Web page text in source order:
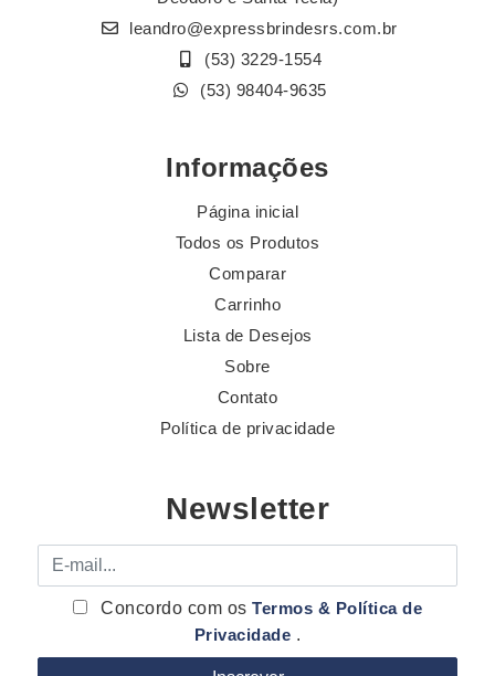
leandro@expressbrindesrs.com.br
(53) 3229-1554
(53) 98404-9635
Informações
Página inicial
Todos os Produtos
Comparar
Carrinho
Lista de Desejos
Sobre
Contato
Política de privacidade
Newsletter
E-mail
Concordo com osTermos & Política de
Privacidade .